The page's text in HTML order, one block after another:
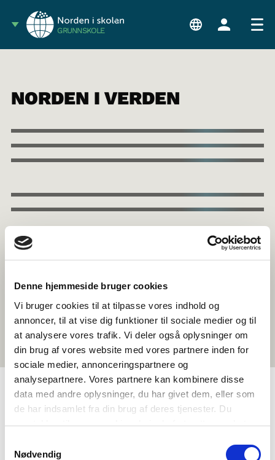
Denne hjemmeside bruger cookies
Vi bruger cookies til at tilpasse vores indhold og
annoncer, til at vise dig funktioner til sociale medier og til
at analysere vores trafik. Vi deler også oplysninger om
din brug af vores website med vores partnere inden for
sociale medier, annonceringspartnere og
analysepartnere. Vores partnere kan kombinere disse
data med andre oplysninger, du har givet dem, eller som
de har indsamlet fra din brug af deres tjenester. Du
samtykker til vores cookies, hvis du fortsætter med at
Nødvendig
GRUNNSKOLE
TAGS
Politiske problemstillinger i Norden
>3 leksjoner
NORDEN I VERDEN